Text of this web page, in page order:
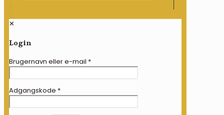
✕
Login
Brugernavn eller e-mail *
Adgangskode *